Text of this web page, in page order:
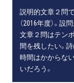
説明的文章２問
（2016年度）。
文章２問はテン
間を残したい。
時間はかからな
いだろう。